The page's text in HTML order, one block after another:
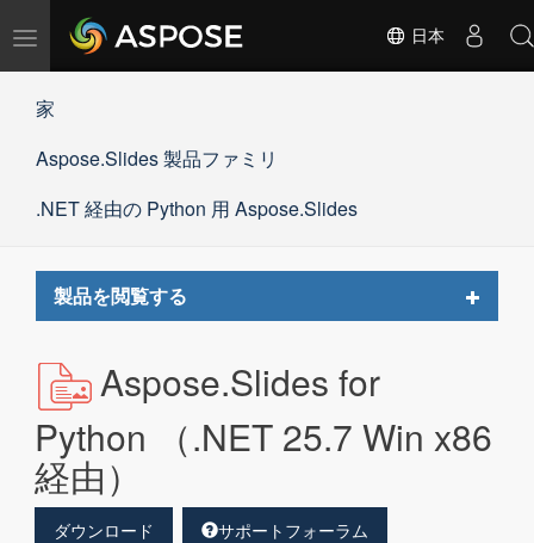
ナ
ー
ョ
日本
家
Aspose.Slides 製品ファミリ
.NET 経由の Python 用 Aspose.Slides
製品を閲覧する
Toggle
Aspose.Slides for
Python （.NET 25.7 Win x86
経由）
ダウンロード サポートフォーラム